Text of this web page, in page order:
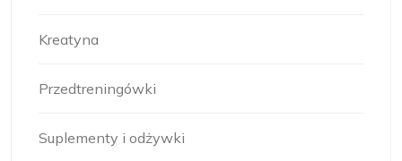
Kreatyna
Przedtreningówki
Suplementy i odżywki